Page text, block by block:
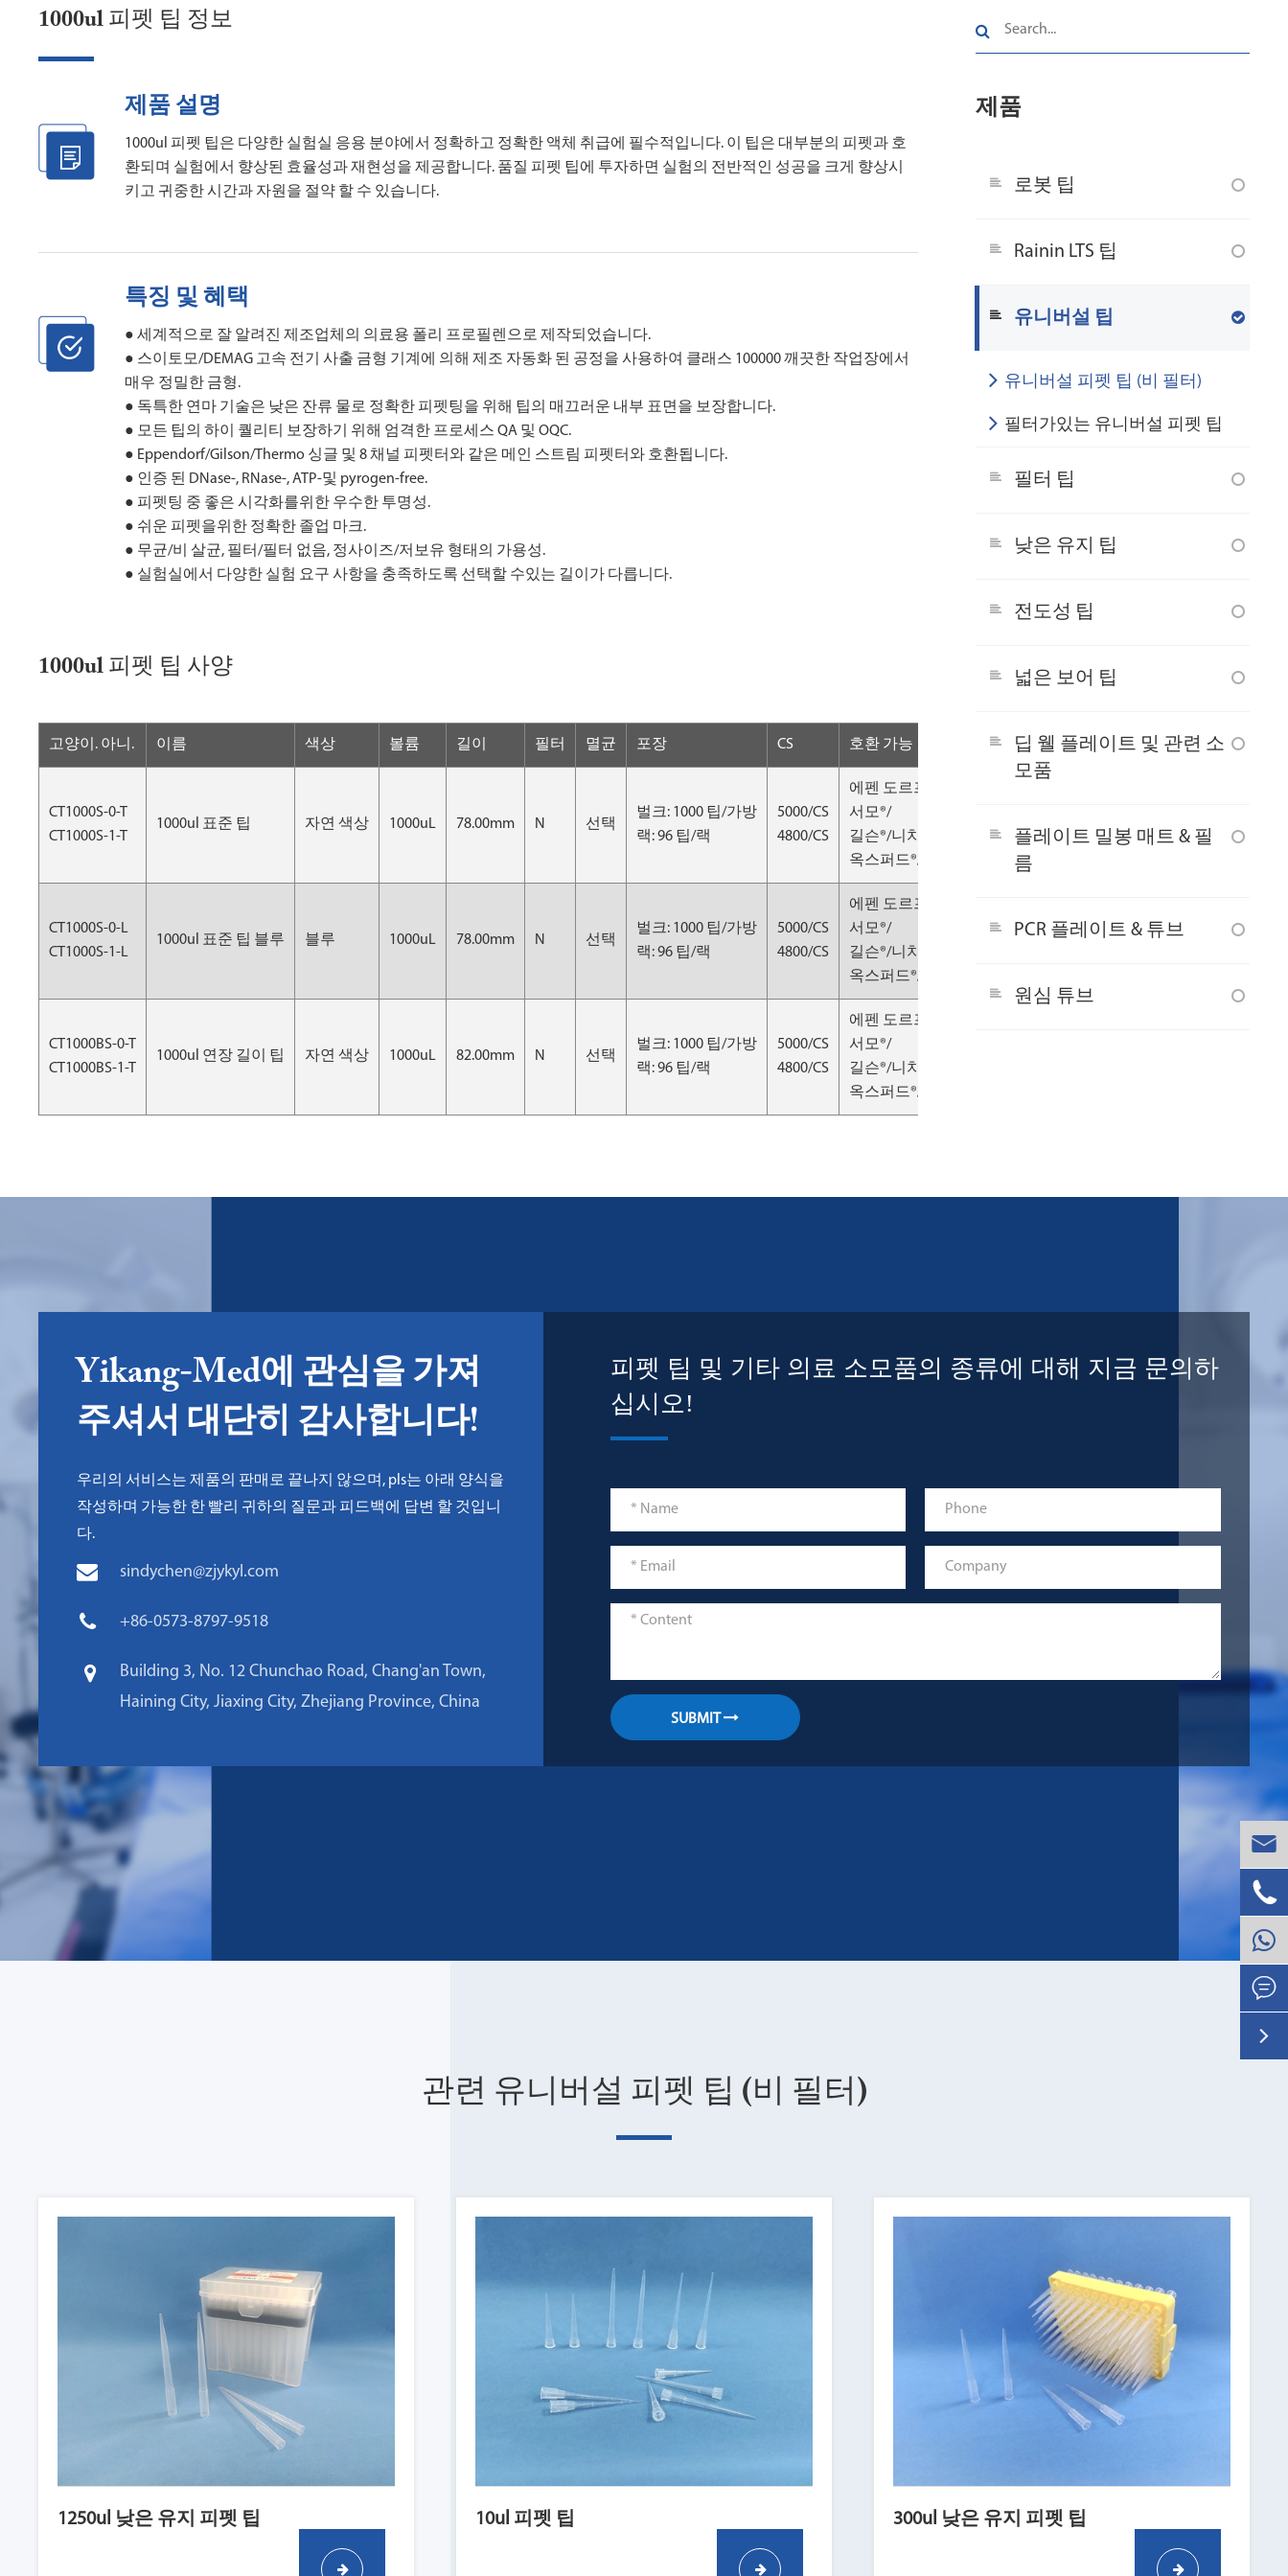
1000ul 피펫 팁 정보
제품 설명
1000ul 피펫 팁은 다양한 실험실 응용 분야에서 정확하고 정확한 액체 취급에 필수적입니다. 이 팁은 대부분의 피펫과 호
환되며 실험에서 향상된 효율성과 재현성을 제공합니다. 품질 피펫 팁에 투자하면 실험의 전반적인 성공을 크게 향상시
키고 귀중한 시간과 자원을 절약 할 수 있습니다.
특징 및 혜택
● 세계적으로 잘 알려진 제조업체의 의료용 폴리 프로필렌으로 제작되었습니다.
● 스이토모/DEMAG 고속 전기 사출 금형 기계에 의해 제조 자동화 된 공정을 사용하여 클래스 100000 깨끗한 작업장에서
매우 정밀한 금형.
● 독특한 연마 기술은 낮은 잔류 물로 정확한 피펫팅을 위해 팁의 매끄러운 내부 표면을 보장합니다.
● 모든 팁의 하이 퀄리티 보장하기 위해 엄격한 프로세스 QA 및 OQC.
● Eppendorf/Gilson/Thermo 싱글 및 8 채널 피펫터와 같은 메인 스트림 피펫터와 호환됩니다.
● 인증 된 DNase-, RNase-, ATP-및 pyrogen-free.
● 피펫팅 중 좋은 시각화를위한 우수한 투명성.
● 쉬운 피펫을위한 정확한 졸업 마크.
● 무균/비 살균, 필터/필터 없음, 정사이즈/저보유 형태의 가용성.
● 실험실에서 다양한 실험 요구 사항을 충족하도록 선택할 수있는 길이가 다릅니다.
1000ul 피펫 팁 사양
고양이. 아니. 이름 색상 볼륨 길이 필터 멸균 포장 CS 호환 가능
CT1000S-0-T
CT1000S-1-T
1000ul 표준 팁 자연 색상 1000uL 78.00mm N 선택
벌크: 1000 팁/가방
랙: 96 팁/랙
5000/CS
4800/CS
에펜 도르프®/
서모®/
길슨®/니치요®/
옥스퍼드®/Socorex®등.
CT1000S-0-L
CT1000S-1-L
1000ul 표준 팁 블루 블루 1000uL 78.00mm N 선택
벌크: 1000 팁/가방
랙: 96 팁/랙
5000/CS
4800/CS
에펜 도르프®/
서모®/
길슨®/니치요®/
옥스퍼드®/Socorex®등.
CT1000BS-0-T
CT1000BS-1-T
1000ul 연장 길이 팁 자연 색상 1000uL 82.00mm N 선택
벌크: 1000 팁/가방
랙: 96 팁/랙
5000/CS
4800/CS
에펜 도르프®/
서모®/
길슨®/니치요®/
옥스퍼드®/Socorex®등.
제품
로봇 팁
Rainin LTS 팁
유니버설 팁
유니버설 피펫 팁 (비 필터)
필터가있는 유니버설 피펫 팁
필터 팁
낮은 유지 팁
전도성 팁
넓은 보어 팁
딥 웰 플레이트 및 관련 소
모품
플레이트 밀봉 매트 & 필
름
PCR 플레이트 & 튜브
원심 튜브
Yikang-Med에 관심을 가져
주셔서 대단히 감사합니다!
우리의 서비스는 제품의 판매로 끝나지 않으며, pls는 아래 양식을
작성하며 가능한 한 빨리 귀하의 질문과 피드백에 답변 할 것입니
다.
sindychen@zjykyl.com
+86-0573-8797-9518
Building 3, No. 12 Chunchao Road, Chang'an Town,
Haining City, Jiaxing City, Zhejiang Province, China
피펫 팁 및 기타 의료 소모품의 종류에 대해 지금 문의하
십시오!
SUBMIT
관련 유니버설 피펫 팁 (비 필터)
1250ul 낮은 유지 피펫 팁 10ul 피펫 팁 300ul 낮은 유지 피펫 팁



